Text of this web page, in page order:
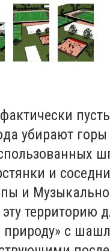
убирают горы
и
и
территорию
природу» с